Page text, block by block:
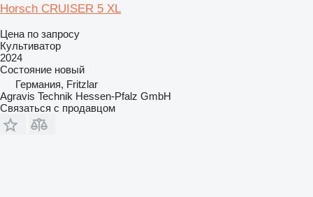
Horsch CRUISER 5 XL
Цена по запросу
Культиватор
2024
Состояние новый
Германия, Fritzlar
Agravis Technik Hessen-Pfalz GmbH
Связаться с продавцом